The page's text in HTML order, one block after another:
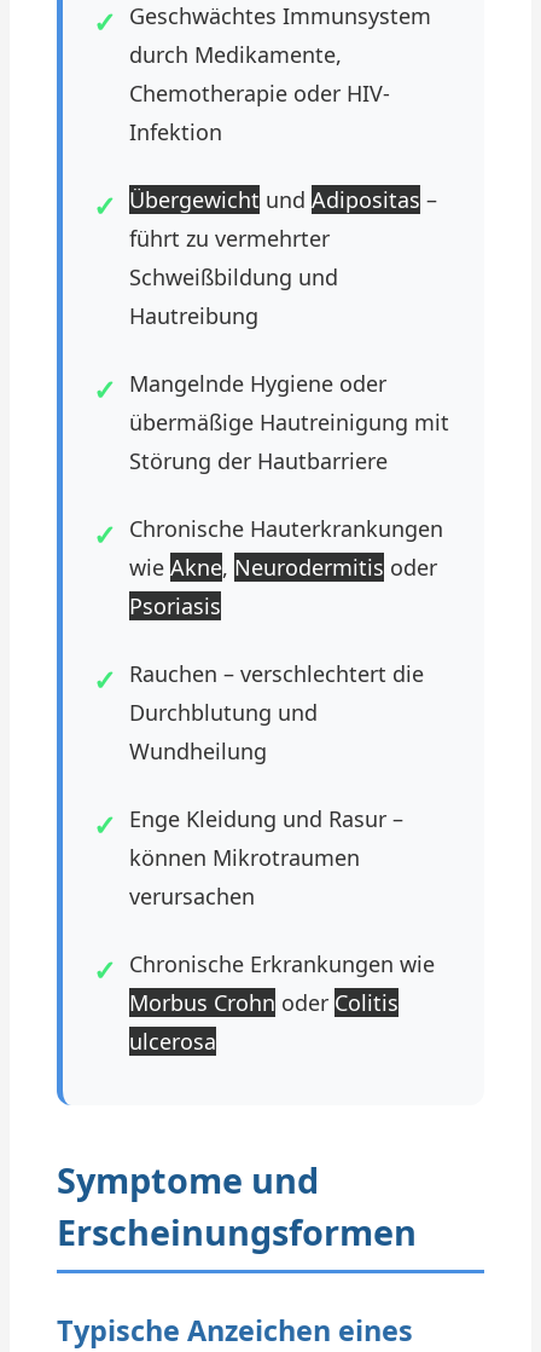
Geschwächtes Immunsystem
durch Medikamente,
Chemotherapie oder HIV-
Infektion
Übergewicht und Adipositas –
führt zu vermehrter
Schweißbildung und
Hautreibung
Mangelnde Hygiene oder
übermäßige Hautreinigung mit
Störung der Hautbarriere
Chronische Hauterkrankungen
wie Akne, Neurodermitis oder
Psoriasis
Rauchen – verschlechtert die
Durchblutung und
Wundheilung
Enge Kleidung und Rasur –
können Mikrotraumen
verursachen
Chronische Erkrankungen wie
Morbus Crohn oder Colitis
ulcerosa
Symptome und
Erscheinungsformen
Typische Anzeichen eines